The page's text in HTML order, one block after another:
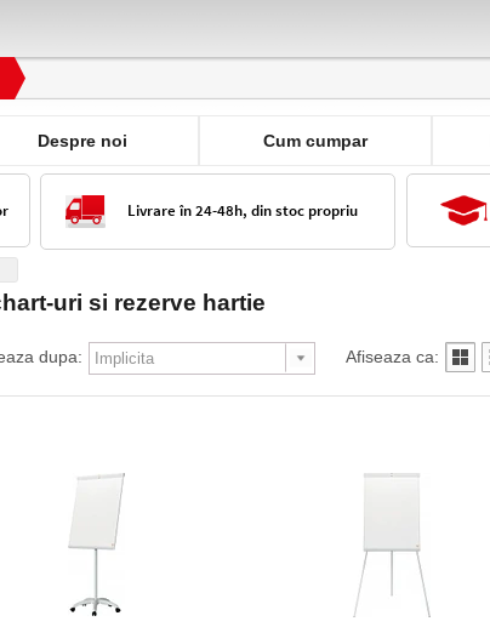
Despre noi Cum cumpar
Livrare în 24-48h, din stoc propriu
uri si rezerve hartie
dupa: Afiseaza ca: